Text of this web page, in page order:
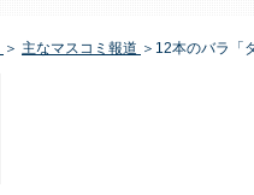
＞ 主なマスコミ報道 ＞12本のバラ「